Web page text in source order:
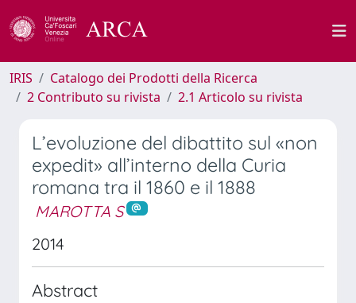
IRIS
Catalogo dei Prodotti della Ricerca
2 Contributo su rivista
2.1 Articolo su rivista
L’evoluzione del dibattito sul «non
expedit» all’interno della Curia
romana tra il 1860 e il 1888
MAROTTA S
2014
Abstract